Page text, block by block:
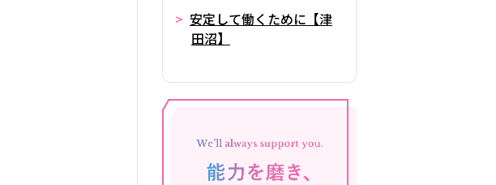
安定して働くために【津
田沼】